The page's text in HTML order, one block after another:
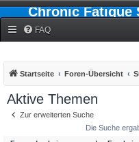
Chronic Fatigue
FAQ
Startseite Foren-Übersicht
Aktive Themen
Zur erweiterten Suche
Die Suche